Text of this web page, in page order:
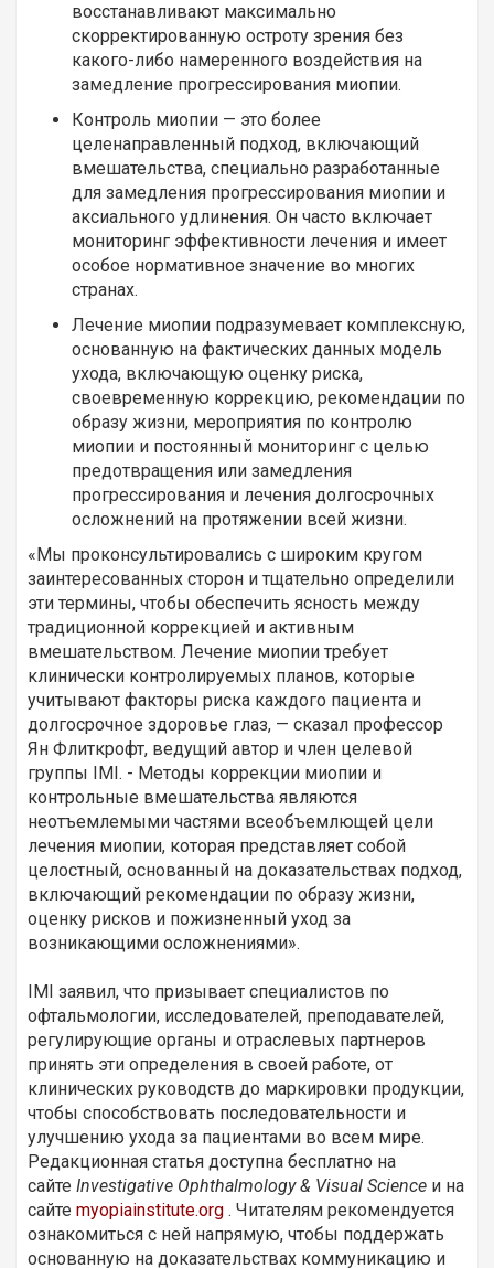
восстанавливают максимально
скорректированную остроту зрения без
какого-либо намеренного воздействия на
замедление прогрессирования миопии.
Контроль миопии — это более
целенаправленный подход, включающий
вмешательства, специально разработанные
для замедления прогрессирования миопии и
аксиального удлинения. Он часто включает
мониторинг эффективности лечения и имеет
особое нормативное значение во многих
странах.
Лечение миопии подразумевает комплексную,
основанную на фактических данных модель
ухода, включающую оценку риска,
своевременную коррекцию, рекомендации по
образу жизни, мероприятия по контролю
миопии и постоянный мониторинг с целью
предотвращения или замедления
прогрессирования и лечения долгосрочных
осложнений на протяжении всей жизни.
«Мы проконсультировались с широким кругом
заинтересованных сторон и тщательно определили
эти термины, чтобы обеспечить ясность между
традиционной коррекцией и активным
вмешательством. Лечение миопии требует
клинически контролируемых планов, которые
учитывают факторы риска каждого пациента и
долгосрочное здоровье глаз, — сказал профессор
Ян Флиткрофт, ведущий автор и член целевой
группы IMI. - Методы коррекции миопии и
контрольные вмешательства являются
неотъемлемыми частями всеобъемлющей цели
лечения миопии, которая представляет собой
целостный, основанный на доказательствах подход,
включающий рекомендации по образу жизни,
оценку рисков и пожизненный уход за
возникающими осложнениями».
IMI заявил, что призывает специалистов по
офтальмологии, исследователей, преподавателей,
регулирующие органы и отраслевых партнеров
принять эти определения в своей работе, от
клинических руководств до маркировки продукции,
чтобы способствовать последовательности и
улучшению ухода за пациентами во всем мире.
Редакционная статья доступна бесплатно на
сайте Investigative Ophthalmology & Visual Science и на
сайте myopiainstitute.org . Читателям рекомендуется
ознакомиться с ней напрямую, чтобы поддержать
основанную на доказательствах коммуникацию и